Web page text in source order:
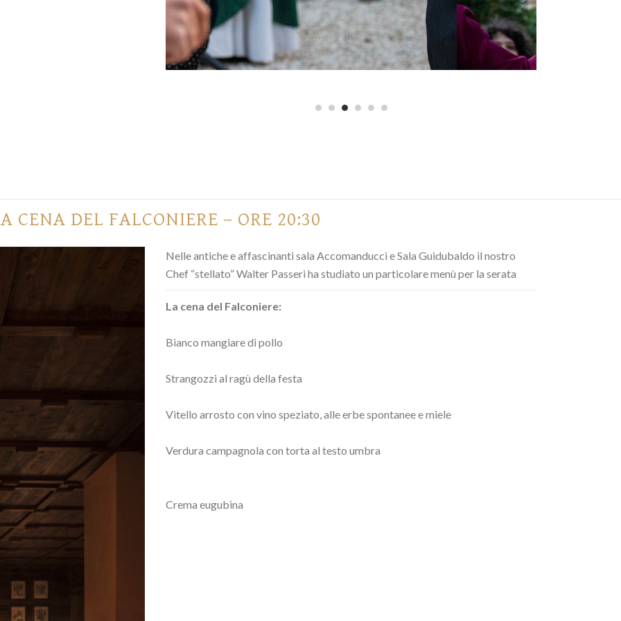
CENA DEL FALCONIERE – ORE 20:30
Nelle antiche e affascinanti sala Accomanducci e Sala Guidubaldo il nostro
Chef “stellato” Walter Passeri ha studiato un particolare menù per la serata
La cena del Falconiere:
Bianco mangiare di pollo
Strangozzi al ragù della festa
Vitello arrosto con vino speziato, alle erbe spontanee e miele
Verdura campagnola con torta al testo umbra
Crema eugubina